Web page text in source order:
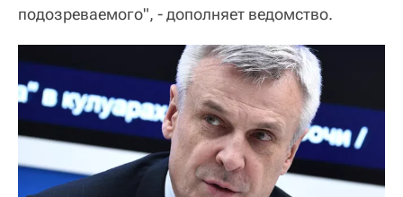
подозреваемого", - дополняет ведомство.